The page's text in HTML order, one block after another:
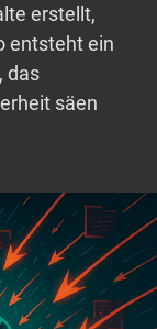
erstellt,
entsteht ein
das
säen